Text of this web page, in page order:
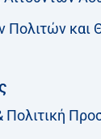
και
Πολιτική